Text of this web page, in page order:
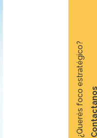
¿Querés foco estratégico?